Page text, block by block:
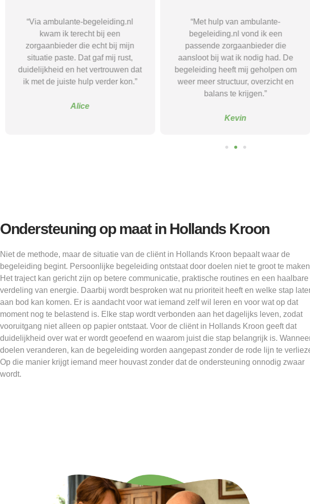
“Via ambulante-begeleiding.nl
kwam ik terecht bij een
zorgaanbieder die echt bij mijn
situatie paste. Dat gaf mij rust,
duidelijkheid en het vertrouwen dat
ik met de juiste hulp verder kon.”
Alice
“Met hulp van ambulante-
begeleiding.nl vond ik een
passende zorgaanbieder die
aansloot bij wat ik nodig had. De
begeleiding heeft mij geholpen om
weer meer structuur, overzicht en
balans te krijgen.”
Kevin
Ondersteuning op maat in Hollands Kroon
Niet de methode, maar de situatie van de cliënt in Hollands Kroon bepaalt waar de
begeleiding begint. Persoonlijke begeleiding ontstaat door doelen niet te groot te
Het traject kan gericht zijn op betere communicatie, praktische routines en een haalbare
verdeling van energie. Daarbij wordt besproken wat nu prioriteit heeft en welke stap
aan bod kan komen. Er is aandacht voor wat iemand zelf wil leren en voor wat op dat
moment nog te belastend is. Elke stap wordt verbonden aan het dagelijks leven, zodat
vooruitgang niet alleen op papier ontstaat. Voor de cliënt in Hollands Kroon geeft dat
duidelijkheid over wat er wordt geoefend en waarom juist die stap belangrijk is.
doelen veranderen, kan de begeleiding worden aangepast zonder de rode lijn te
Op die manier krijgt iemand meer houvast zonder dat de ondersteuning onnodig zwaar
wordt.